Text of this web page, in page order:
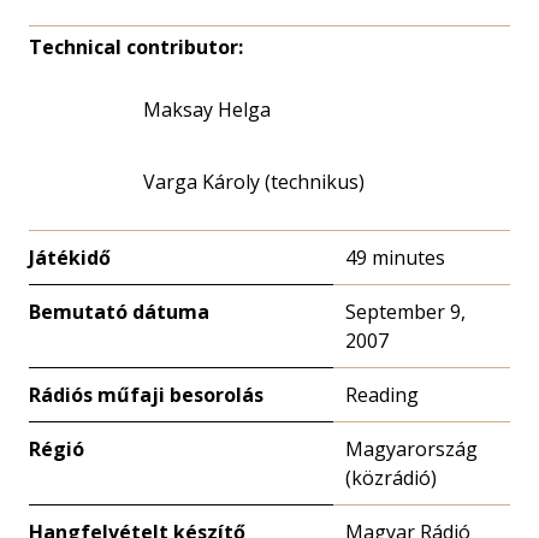
Technical contributor:
Maksay Helga
Varga Károly (technikus)
Játékidő 49 minutes
Bemutató dátuma
September 9,
2007
Rádiós műfaji besorolás Reading
Régió
Magyarország
(közrádió)
Hangfelvételt készítő
Magyar Rádió